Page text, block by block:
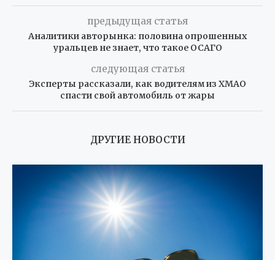
предыдущая статья
Аналитики авторынка: половина опрошенных
уральцев не знает, что такое ОСАГО
следующая статья
Эксперты рассказали, как водителям из ХМАО
спасти свой автомобиль от жары
ДРУГИЕ НОВОСТИ